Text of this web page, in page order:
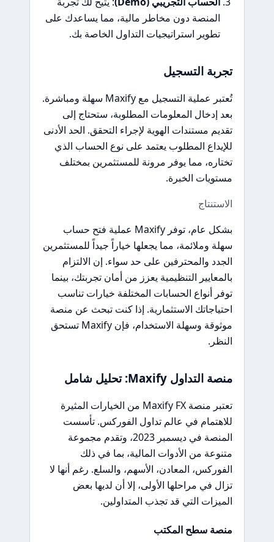
المنصة دون مخاطر مالية، مما يساعدك على
تطوير استراتيجيات التداول الخاصة بك.
تجربة التسجيل
تُعتبر عملية التسجيل مع Maxify سهلة ومباشرة.
بعد إدخال المعلومات المطلوبة، ستحتاج إلى
تقديم مستندات الهوية لإجراء التحقق. الحد الأدنى
للإيداع المطلوب يعتمد على نوع الحساب الذي
تختاره، مما يوفر مرونة للمستثمرين بمختلف
مستويات الخبرة.
الاستنتاج
بشكل عام، توفر Maxify عملية فتح حساب
سهلة وملائمة، مما يجعلها خياراً جيداً للمستثمرين
الجدد والمحترفين على حد سواء. إن الالتزام
بالمعايير التنظيمية يعزز من أمان تجربتك، بينما
توفر أنواع الحسابات المختلفة خيارات تناسب
احتياجاتك الاستثمارية. إذا كنت تبحث عن منصة
موثوقة وسهلة الاستخدام، فإن Maxify تستحق
النظر.
منصة التداول Maxify: تحليل شامل
تعتبر منصة Maxify FX من الخيارات المثيرة
للاهتمام في عالم تداول الفوركس. تأسست
المنصة في ديسمبر 2023، وتقدم مجموعة
متنوعة من الأدوات المالية، بما في ذلك
الفوركس، المعادن، الأسهم، والسلع. رغم أنها لا
تزال في مراحلها الأولى، إلا أن لديها بعض
الميزات التي قد تجذب المتداولين.
منصة سطح المكتب